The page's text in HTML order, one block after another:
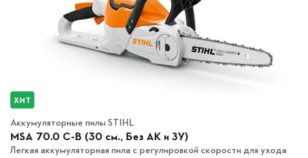
ХИТ
Аккумуляторные пилы STIHL
MSA 70.0 C-B (30 см., Без АК и ЗУ)
Легкая аккумуляторная пила с регулировкой скорости для ухода